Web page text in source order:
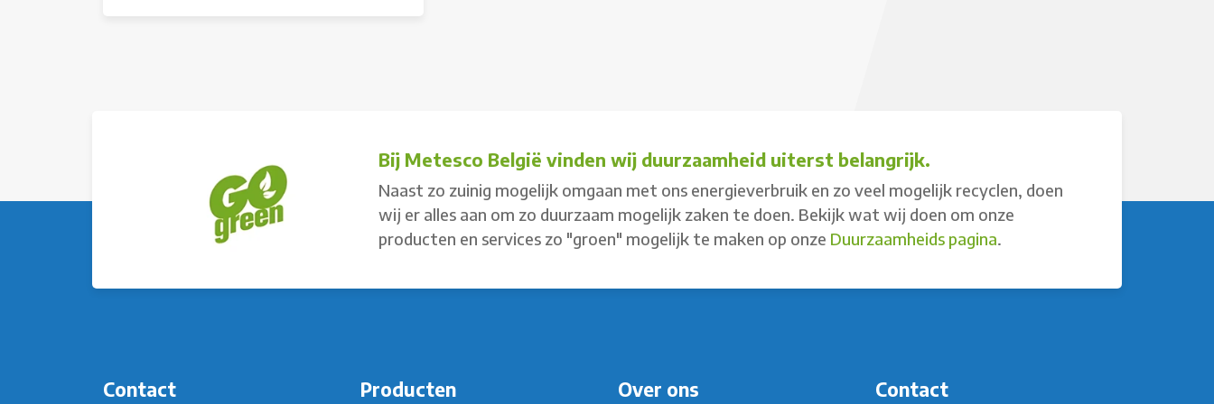
Bij Metesco België vinden wij duurzaamheid uiterst belangrijk.
Naast zo zuinig mogelijk omgaan met ons energieverbruik en zo veel mogelijk recyclen, doen
wij er alles aan om zo duurzaam mogelijk zaken te doen. Bekijk wat wij doen om onze
producten en services zo "groen" mogelijk te maken op onze Duurzaamheids pagina.
Contact Producten Over ons Contact